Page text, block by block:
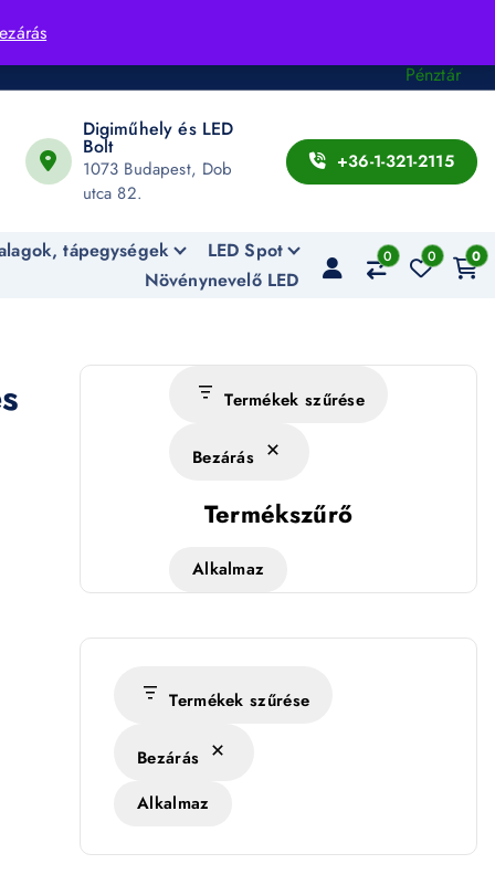
Pénztár
Digiműhely és LED
Bolt
1073 Budapest, Dob
utca 82.
+36-1-321-2115
tápegységek
LED Spot
Növénynevelő LED
0 0 0
Termékek szűrése
Bezárás
Termékszűrő
Alkalmaz
Termékek szűrése
Bezárás
Alkalmaz